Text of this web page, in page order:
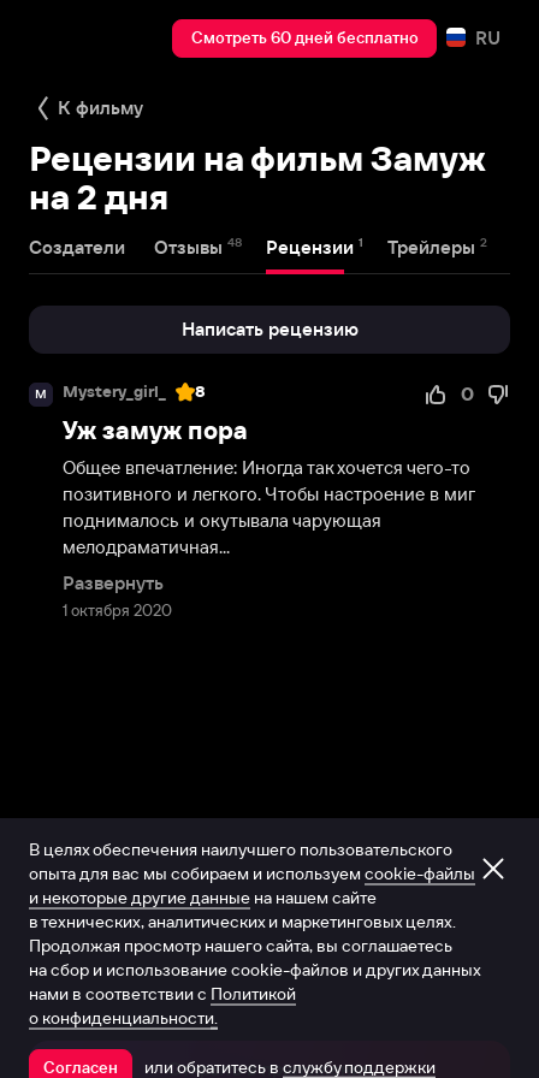
Смотреть 60 дней бесплатно RU
К фильму
Рецензии на фильм Замуж
на 2 дня
Создатели Отзывы 48 Рецензии 1 Трейлеры 2
Написать рецензию
M Mystery_girl_
1 октября 2020
8 0
Уж замуж пора
Общее впечатление: Иногда так хочется чего-то
позитивного и легкого. Чтобы настроение в миг
поднималось и окутывала чарующая
мелодраматичная...
Развернуть
Открыть в приложении
В целях обеспечения наилучшего пользовательского
опыта для вас мы собираем и используем cookie-файлы
и некоторые другие данные на нашем сайте
в технических, аналитических и маркетинговых целях.
Продолжая просмотр нашего сайта, вы соглашаетесь
на сбор и использование cookie-файлов и других данных
нами в соответствии с Политикой
о конфиденциальности.
Согласен или обратитесь в службу поддержки